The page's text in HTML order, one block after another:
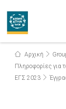
Αρχική
Πληροφορίες για
ΕΓΣ 2023